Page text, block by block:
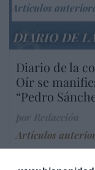
Artículos
DIARIO DE
Diario de la
Oír se
“Pedro
Artículos